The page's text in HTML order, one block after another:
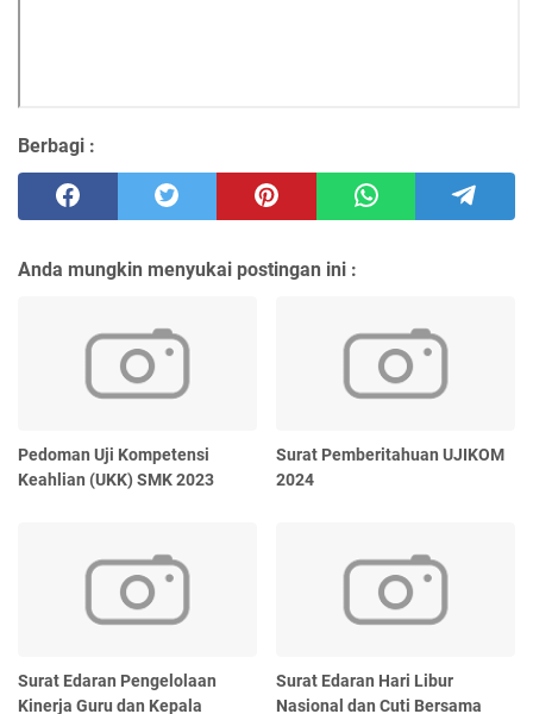
Berbagi :
Anda mungkin menyukai postingan ini :
Pedoman Uji Kompetensi
Keahlian (UKK) SMK 2023
Surat Pemberitahuan UJIKOM
2024
Surat Edaran Pengelolaan
Kinerja Guru dan Kepala
Surat Edaran Hari Libur
Nasional dan Cuti Bersama